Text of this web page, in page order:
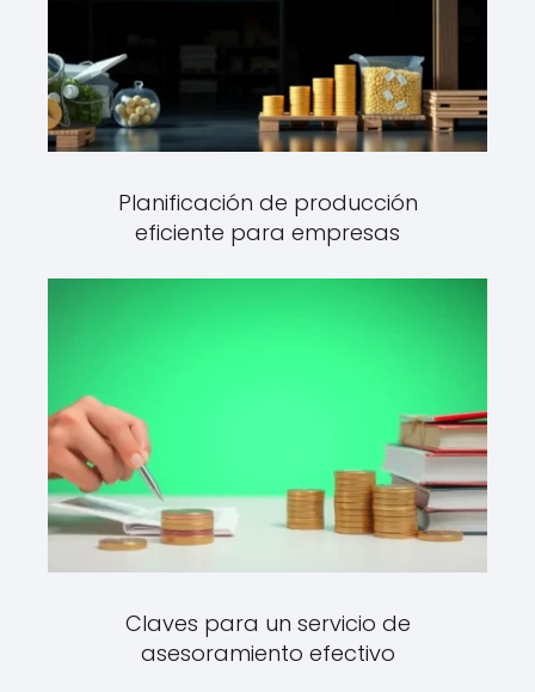
Planificación de producción
eficiente para empresas
Claves para un servicio de
asesoramiento efectivo